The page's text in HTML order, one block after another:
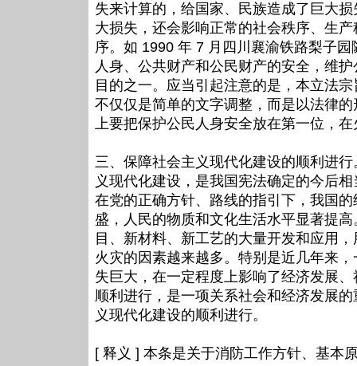
失来计算的，给国家、民族造成了巨大
大损失，还会影响正常的社会秩序、生
序。如 1990 年 7 月四川襄渝铁路梨子
人身、公共财产和公民财产的安全，维
目的之一。应当引起注意的是，本立法
不仅仅是简单的文字调整，而是以法律
上要把保护公民人身安全放在第一位，
三、保障社会主义现代化建设的顺利进
义现代化建设，是我国宪法确定的今后
在党的正确方针、路线的指引下，我国
盛，人民的物质和文化生活水平显著提
目、新材料、新工艺的大量开发和应用
火灾的因素越来越多。特别是近几年来
失巨大，在一定程度上影响了经济发展
顺利进行，是一项关系社会和经济发展
义现代化建设的顺利进行。
[ 释义 ] 本条是关于消防工作方针、基本